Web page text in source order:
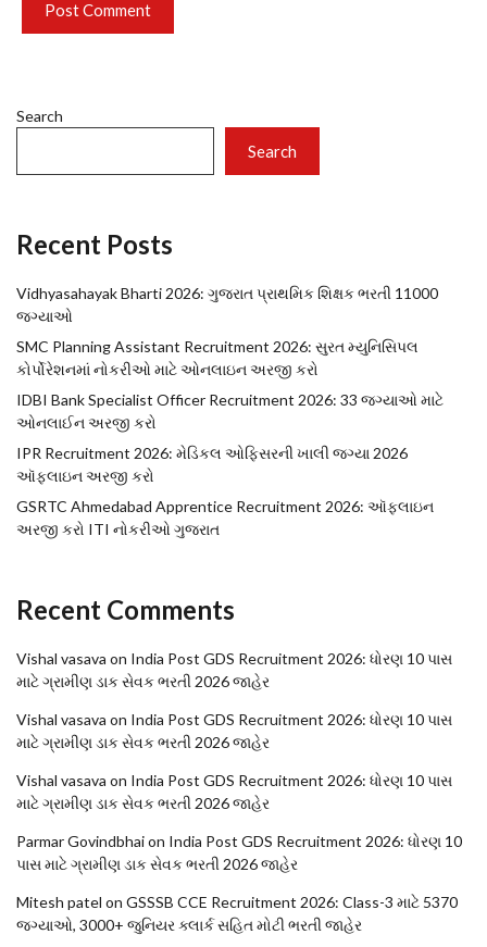
Search
Search
Recent Posts
Vidhyasahayak Bharti 2026: ગુજરાત પ્રાથમિક શિક્ષક ભરતી 11000
જગ્યાઓ
SMC Planning Assistant Recruitment 2026: સુરત મ્યુનિસિપલ
કોર્પોરેશનમાં નોકરીઓ માટે ઓનલાઇન અરજી કરો
IDBI Bank Specialist Officer Recruitment 2026: 33 જગ્યાઓ માટે
ઓનલાઈન અરજી કરો
IPR Recruitment 2026: મેડિકલ ઓફિસરની ખાલી જગ્યા 2026
ઑફલાઇન અરજી કરો
GSRTC Ahmedabad Apprentice Recruitment 2026: ઑફલાઇન
અરજી કરો ITI નોકરીઓ ગુજરાત
Recent Comments
Vishal vasava on India Post GDS Recruitment 2026: ધોરણ 10 પાસ
માટે ગ્રામીણ ડાક સેવક ભરતી 2026 જાહેર
Vishal vasava on India Post GDS Recruitment 2026: ધોરણ 10 પાસ
માટે ગ્રામીણ ડાક સેવક ભરતી 2026 જાહેર
Vishal vasava on India Post GDS Recruitment 2026: ધોરણ 10 પાસ
માટે ગ્રામીણ ડાક સેવક ભરતી 2026 જાહેર
Parmar Govindbhaion India Post GDS Recruitment 2026: ધોરણ 10
પાસ માટે ગ્રામીણ ડાક સેવક ભરતી 2026 જાહેર
Mitesh patel on GSSSB CCE Recruitment 2026: Class-3 માટે 5370
જગ્યાઓ, 3000+ જુનિયર ક્લાર્ક સહિત મોટી ભરતી જાહેર